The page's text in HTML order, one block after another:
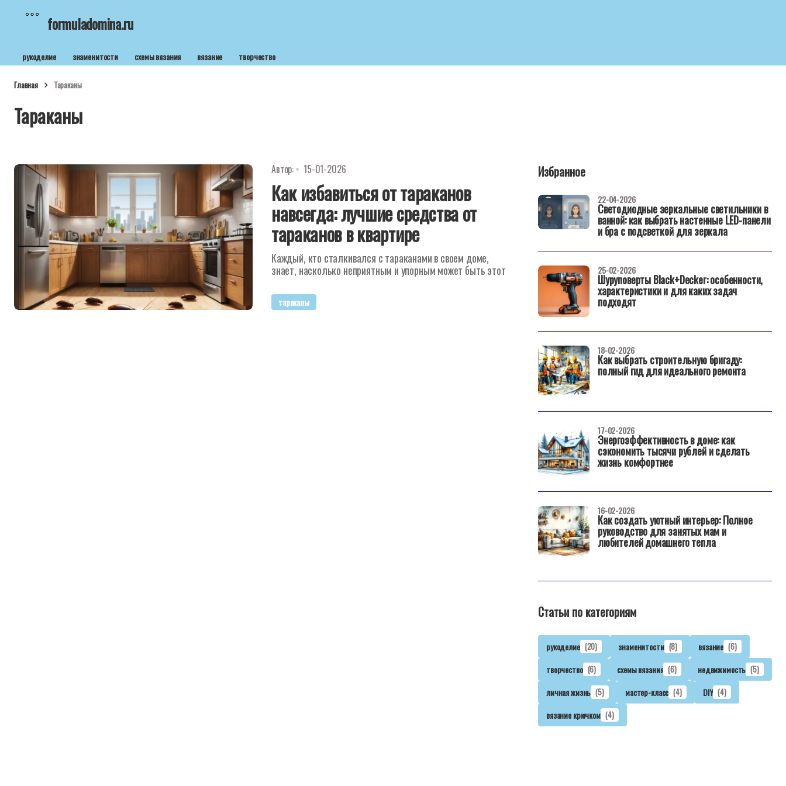
formuladomina.ru
рукоделие знаменитости схемы вязания вязание творчество
Главная Тараканы
Тараканы
Автор: 15-01-2026
Как избавиться от тараканов
навсегда: лучшие средства от
тараканов в квартире
Каждый, кто сталкивался с тараканами в своем доме,
знает, насколько неприятным и упорным может быть этот
тараканы
Избранное
Светодиодные зеркальные светильники в
ванной: как выбрать настенные LED-панели
и бра с подсветкой для зеркала
22-04-2026
Шуруповерты Black+Decker: особенности,
характеристики и для каких задач
подходят
25-02-2026
Как выбрать строительную бригаду:
полный гид для идеального ремонта
18-02-2026
Энергоэффективность в доме: как
сэкономить тысячи рублей и сделать
жизнь комфортнее
17-02-2026
Как создать уютный интерьер: Полное
руководство для занятых мам и
любителей домашнего тепла
16-02-2026
Статьи по категориям
рукоделие (20) знаменитости (8) вязание (6)
творчество (6) схемы вязания (6) недвижимость (5)
личная жизнь (5) мастер-класс (4) DIY (4)
вязание крючком (4)